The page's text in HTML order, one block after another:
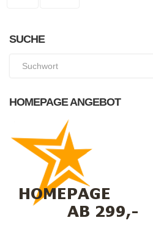
SUCHE
HOMEPAGE ANGEBOT